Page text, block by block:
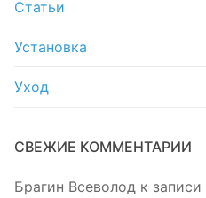
Статьи
Установка
Уход
СВЕЖИЕ КОММЕНТАРИИ
Брагин Всеволод к записи